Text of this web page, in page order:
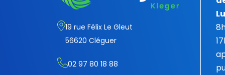
19 rue Félix Le Gleut
56620 Cléguer
02 97 80 18 88